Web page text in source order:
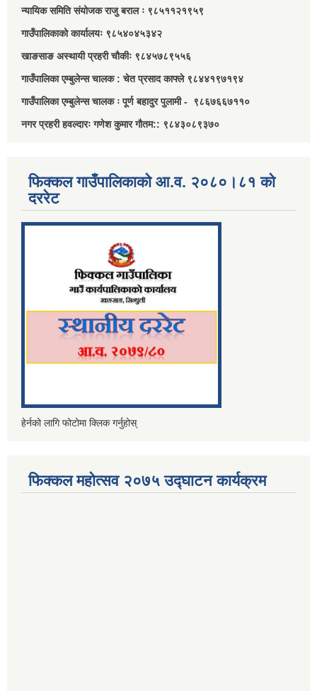
न्यायिक समिति संयोजक राजु बराल ः ९८५११२१९५९
गाउँपालिकाको कार्यालयः ९८५४०४५३४२
खाङसाङ अस्थायी प्रहरी चौकीः ९८४५७८९५५६
गाउँपालिका एम्बुलेन्स चालक : चेत प्रसाद काफ्ले ९८४४१९७१९४
गाउँपालिका एम्बुलेन्स चालक ः पूर्ण बहादुर पुलामी - ९८६७६६७११०
नगर प्रहरी हवल्दारः गणेश कुमार गौतम:: ९८४३०८९३७०
फिक्कल गाउँपालिकाको आ.व. २०८०।८१ को
दररेट
हेर्नको लागि फोटोमा क्लिक गर्नुहोस्
फिक्कल महोत्सव २०७५ उद्घाटन कार्यक्रम